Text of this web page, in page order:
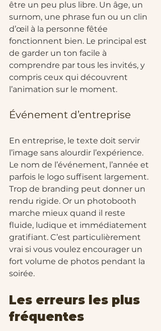
être un peu plus libre. Un âge, un
surnom, une phrase fun ou un clin
d’œil à la personne fêtée
fonctionnent bien. Le principal est
de garder un ton facile à
comprendre par tous les invités, y
compris ceux qui découvrent
l’animation sur le moment.
Événement d’entreprise
En entreprise, le texte doit servir
l’image sans alourdir l’expérience.
Le nom de l’événement, l’année et
parfois le logo suffisent largement.
Trop de branding peut donner un
rendu rigide. Or un photobooth
marche mieux quand il reste
fluide, ludique et immédiatement
gratifiant. C’est particulièrement
vrai si vous voulez encourager un
fort volume de photos pendant la
soirée.
Les erreurs les plus
fréquentes